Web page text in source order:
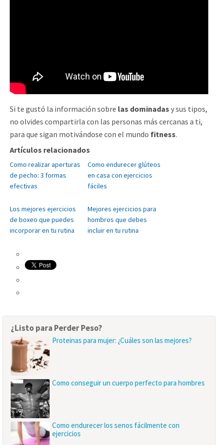
Si te gustó la información sobre las dominadas y sus tipos,
no olvides compartirla con las personas más cercanas a ti,
para que sigan motivándose con el mundo fitness.
Artículos relacionados
Como realizar aperturas
de pecho: 3 formas
efectivas
Como endurecer glúteos
en casa con ejercicios
fáciles
Los mejores ejercicios
de boxeo que puedes
incorporar en tu rutina
Mejores ejercicios para
hombros que debes
incluir en tu rutina
¿Listo para Perder Peso?
Proteinas para mujer: ¿Cuáles son las mejores?
Como conseguir un cuerpo perfecto para hombres
Como endurecer los senos fácilmente con
ejercicios